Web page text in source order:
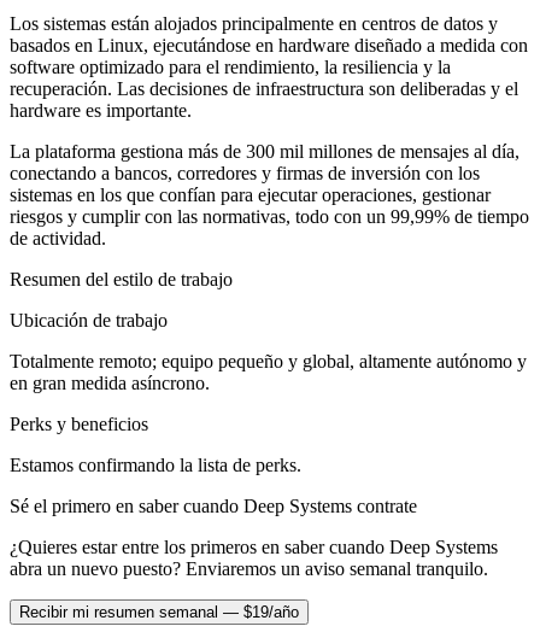
Los sistemas están alojados principalmente en centros de datos y
basados en Linux, ejecutándose en hardware diseñado a medida con
software optimizado para el rendimiento, la resiliencia y la
recuperación. Las decisiones de infraestructura son deliberadas y el
hardware es importante.
La plataforma gestiona más de 300 mil millones de mensajes al día,
conectando a bancos, corredores y firmas de inversión con los
sistemas en los que confían para ejecutar operaciones, gestionar
riesgos y cumplir con las normativas, todo con un 99,99% de tiempo
de actividad.
Resumen del estilo de trabajo
Ubicación de trabajo
Totalmente remoto; equipo pequeño y global, altamente autónomo y
en gran medida asíncrono.
Perks y beneficios
Estamos confirmando la lista de perks.
Sé el primero en saber cuando Deep Systems contrate
¿Quieres estar entre los primeros en saber cuando Deep Systems
abra un nuevo puesto? Enviaremos un aviso semanal tranquilo.
Recibir mi resumen semanal — $19/año